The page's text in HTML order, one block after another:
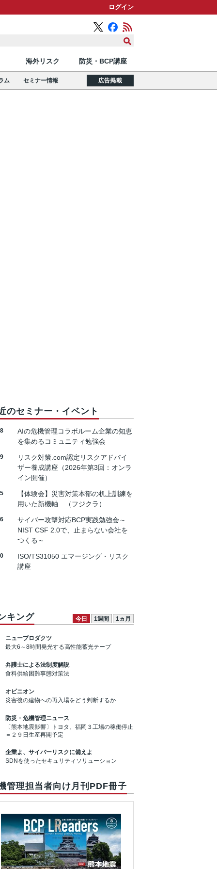
ログイン
海外リスク 防災・BCP講座
ム セミナー情報 広告掲載
のセミナー・イベント
AIの危機管理コラボルーム企業の知恵
を集めるコミュニティ勉強会
リスク対策.com認定リスクアドバイ
ザー養成講座（2026年第3回：オンラ
イン開催）
【体験会】災害対策本部の机上訓練を
用いた新機軸 （フジクラ）
サイバー攻撃対応BCP実践勉強会～
NIST CSF 2.0で、止まらない会社を
つくる～
ISO/TS31050 エマージング・リスク
講座
キング 今日 1週間 1ヵ月
ニュープロダクツ
最大6～8時間発光する高性能蓄光テープ
弁護士による法制度解説
食料供給困難事態対策法
オピニオン
災害後の建物への再入場をどう判断するか
防災・危機管理ニュース
〔熊本地震影響〕トヨタ、福岡３工場の稼働停止
＝２９日生産再開予定
企業よ、サイバーリスクに備えよ
SDNを使ったセキュリティソリューション
管理担当者向け月刊PDF冊子